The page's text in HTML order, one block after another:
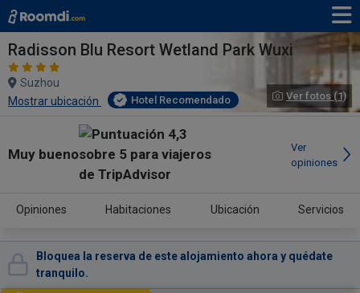
Radisson Blu Resort Wetland Park Wuxi
Suzhou
Mostrar ubicación
Hotel Recomendado Ver fotos (1)
Muy bueno
Ver
opiniones
Opiniones Habitaciones Ubicación Servicios
Bloquea la reserva de este alojamiento ahora y quédate
tranquilo.